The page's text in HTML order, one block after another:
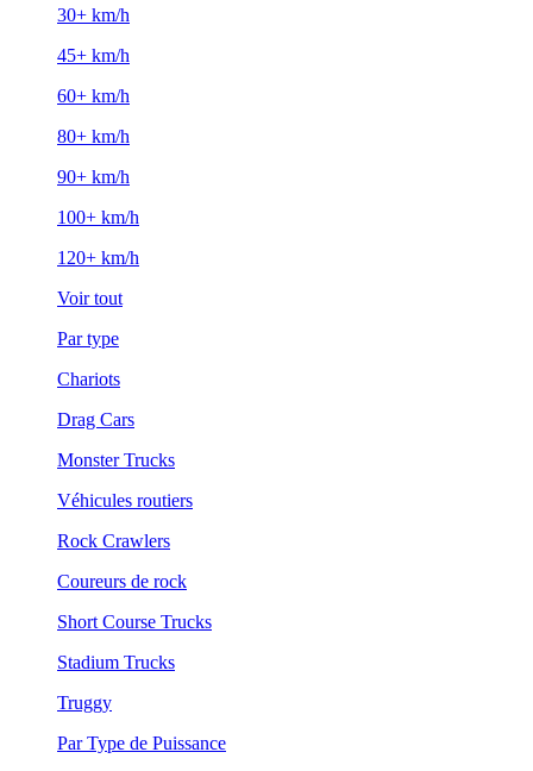
30+ km/h
45+ km/h
60+ km/h
80+ km/h
90+ km/h
100+ km/h
120+ km/h
Voir tout
Par type
Chariots
Drag Cars
Monster Trucks
Véhicules routiers
Rock Crawlers
Coureurs de rock
Short Course Trucks
Stadium Trucks
Truggy
Par Type de Puissance